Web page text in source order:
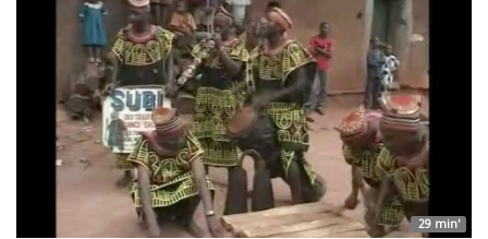
29 min'